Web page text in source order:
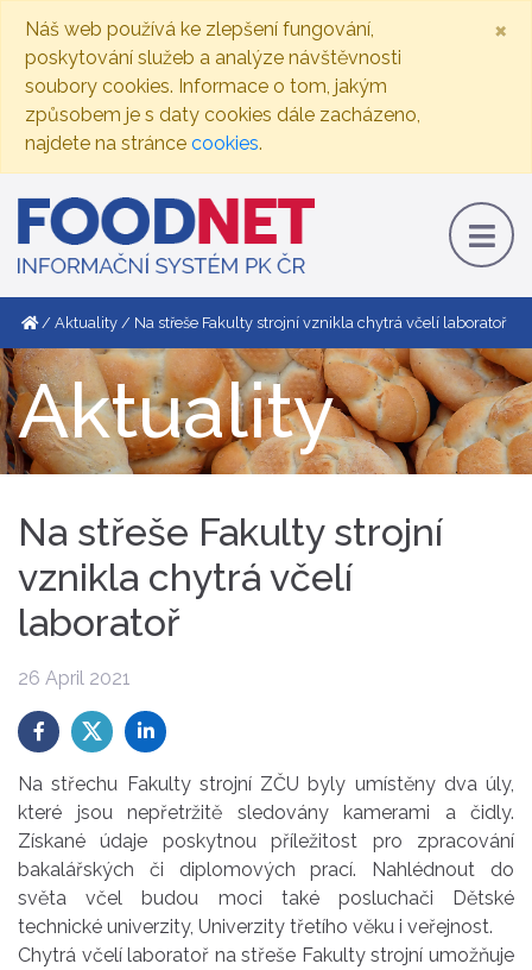
Náš web používá ke zlepšení fungování,
poskytování služeb a analýze návštěvnosti
soubory cookies. Informace o tom, jakým
způsobem je s daty cookies dále zacházeno,
najdete na stránce cookies.
×
Aktuality Na střeše Fakulty strojní vznikla chytrá včelí laboratoř
Aktuality
Na střeše Fakulty strojní
vznikla chytrá včelí
laboratoř
26 April 2021
Na střechu Fakulty strojní ZČU byly umístěny dva úly,
které jsou nepřetržitě sledovány kamerami a čidly.
Získané údaje poskytnou příležitost pro zpracování
bakalářských či diplomových prací. Nahlédnout do
světa včel budou moci také posluchači Dětské
technické univerzity, Univerzity třetího věku i veřejnost.
Chytrá včelí laboratoř na střeše Fakulty strojní umožňuje